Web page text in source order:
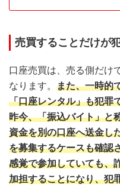
売買することだけが
口座売買は、売る側だけ
なります。 また、一時的
「口座レンタル」も犯罪
昨今、「振込バイト」と
資金を別の口座へ送金し
を募集するケースも確認
感覚で参加していても、
加担することになり、犯